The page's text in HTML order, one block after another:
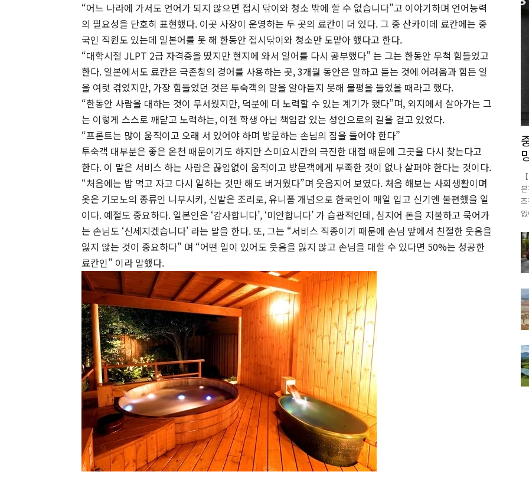
“어느 나라에 가서도 언어가 되지 않으면 접시 닦이와 청소 밖에 할 수 없습니다”고 이야기하며 언어능력
의 필요성을 단호히 표현했다. 이곳 사장이 운영하는 두 곳의 료칸이 더 있다. 그 중 산카이데 료칸에는 중
국인 직원도 있는데 일본어를 못 해 한동안 접시닦이와 청소만 도맡아 했다고 한다.
“대학시절 JLPT 2급 자격증을 땄지만 현지에 와서 일어를 다시 공부했다” 는 그는 한동안 무척 힘들었고
한다. 일본에서도 료칸은 극존칭의 경어를 사용하는 곳, 3개월 동안은 말하고 듣는 것에 어려움과 힘든 일
을 여럿 겪었지만, 가장 힘들었던 것은 투숙객의 말을 알아듣지 못해 불평을 들었을 때라고 했다.
“한동안 사람을 대하는 것이 무서웠지만, 덕분에 더 노력할 수 있는 계기가 됐다”며, 외지에서 살아가는 그
는 이렇게 스스로 깨닫고 노력하는, 이젠 학생 아닌 책임감 있는 성인으로의 길을 걷고 있었다.
“프론트는 많이 움직이고 오래 서 있어야 하며 방문하는 손님의 짐을 들어야 한다”
투숙객 대부분은 좋은 온천 때문이기도 하지만 스미요시칸의 극진한 대접 때문에 그곳을 다시 찾는다고
한다. 이 말은 서비스 하는 사람은 끊임없이 움직이고 방문객에게 부족한 것이 없나 살펴야 한다는 것이다.
“처음에는 밥 먹고 자고 다시 일하는 것만 해도 버거웠다”며 웃음지어 보였다. 처음 해보는 사회생활이며
옷은 기모노의 종류인 니부시키, 신발은 조리로, 유니폼 개념으로 한국인이 매일 입고 신기엔 불편했을 일
이다. 예절도 중요하다. 일본인은 ‘감사합니다’, ‘미안합니다’ 가 습관적인데, 심지어 돈을 지불하고 묵어가
는 손님도 ‘신세지겠습니다’ 라는 말을 한다. 또, 그는 “서비스 직종이기 때문에 손님 앞에서 친절한 웃음을
잃지 않는 것이 중요하다” 며 “어떤 일이 있어도 웃음을 잃지 않고 손님을 대할 수 있다면 50%는 성공한
료칸인” 이라 말했다.